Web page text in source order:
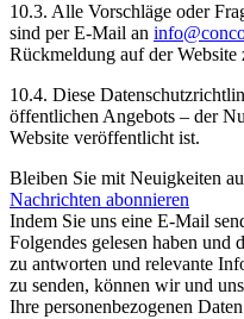
10.3. Alle Vorschläge oder
sind per E-Mail an
Rückmeldung auf der Website
10.4. Diese
öffentlichen Angebots – der
Website veröffentlicht ist.
Bleiben Sie mit Neuigkeiten
Nachrichten abonnieren
Indem Sie uns eine E-Mail
Folgendes gelesen haben und
zu antworten und relevante
zu senden, können wir und
Ihre personenbezogenen